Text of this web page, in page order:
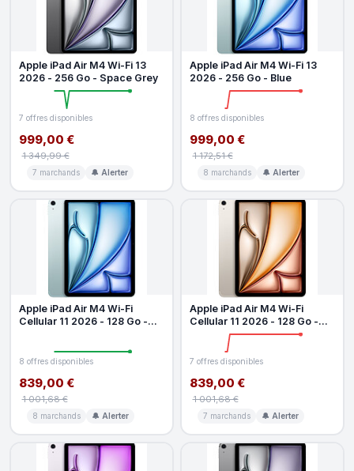
Apple iPad Air M4 Wi-Fi 13
2026 - 256 Go - Space Grey
7 offres disponibles
999,00 €
1 349,99 €
7 marchands 🔔 Alerter
Apple iPad Air M4 Wi-Fi 13
2026 - 256 Go - Blue
8 offres disponibles
999,00 €
1 172,51 €
8 marchands 🔔 Alerter
Apple iPad Air M4 Wi-Fi
Cellular 11 2026 - 128 Go -
8 offres disponibles
839,00 €
1 001,68 €
8 marchands 🔔 Alerter
Apple iPad Air M4 Wi-Fi
Cellular 11 2026 - 128 Go -
Lumiere Stellaire
7 offres disponibles
839,00 €
1 001,68 €
7 marchands 🔔 Alerter